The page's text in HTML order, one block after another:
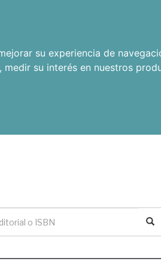
su experiencia de
, medir su interés en nuestros